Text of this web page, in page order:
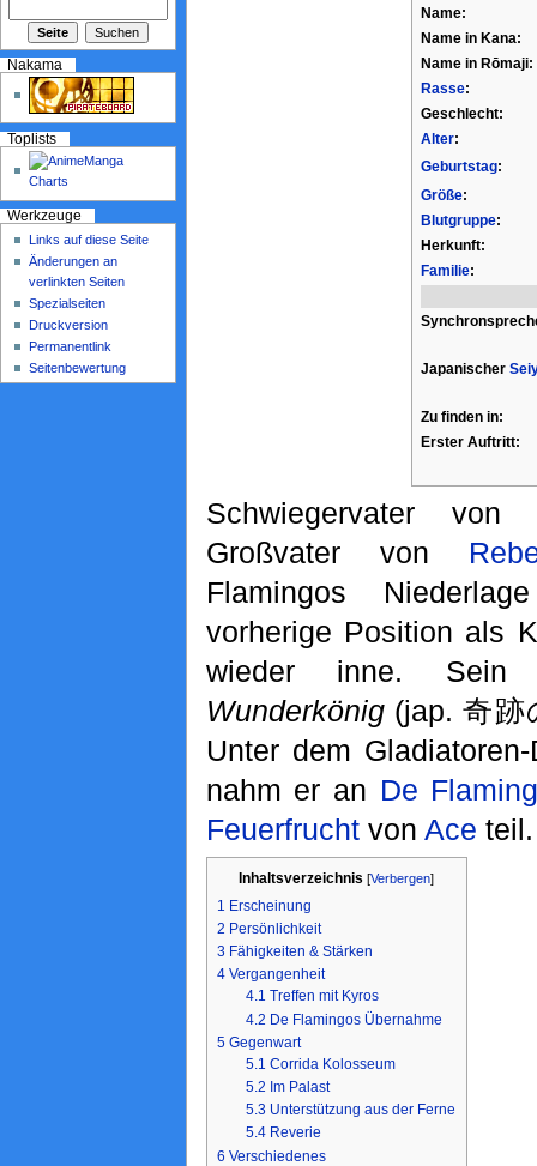
Name:
Name in Kana:
Name in Rōmaji:
Rasse:
Geschlecht:
Alter:
Geburtstag:
Größe:
Blutgruppe:
Herkunft:
Familie:
Japanischer
Zu finden in:
Erster Auftritt:
Schwiegervater
Großvater von
Flamingos
vorherige Position als
wieder inne. Sein
Wunderkönig(jap. 奇
Unter dem
nahm er an De
Feuerfruchtvon Ace teil.
Inhaltsverzeichnis [Verbergen]
1 Erscheinung
2 Persönlichkeit
3 Fähigkeiten & Stärken
4 Vergangenheit
4.1 Treffen mit Kyros
4.2 De Flamingos Übernahme
5 Gegenwart
5.1 Corrida Kolosseum
5.2 Im Palast
5.3 Unterstützung aus der Ferne
5.4 Reverie
6 Verschiedenes
Nakama
Toplists
Werkzeuge
Links auf diese Seite
Änderungen an
verlinkten Seiten
Spezialseiten
Druckversion
Permanentlink
Seitenbewertung